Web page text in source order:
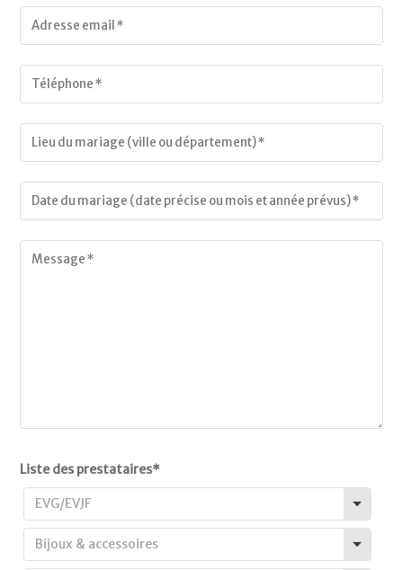
Liste des prestataires*
EVG/EVJF
Bijoux & accessoires